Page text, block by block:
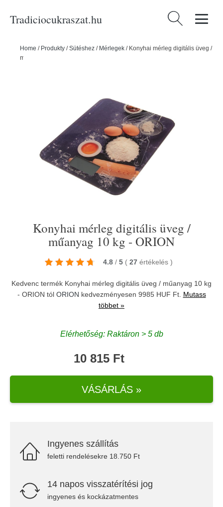
Tradiciocukraszat.hu Keresés:
Home / Produkty /Sütéshez / Mérlegek / Konyhai mérleg digitális üveg /
műanyag 10 kg - ORION
Konyhai mérleg digitális üveg /
műanyag 10 kg - ORION
4.8 / 5 ( 27 értékelés )
Kedvenc termék Konyhai mérleg digitális üveg / műanyag 10 kg
- ORION tól ORION kedvezményesen 9985 HUF Ft. Mutass
többet »
Elérhetőség: Raktáron > 5 db
10 815 Ft
VÁSÁRLÁS »
Ingyenes szállítás
feletti rendelésekre 18.750 Ft
14 napos visszatérítési jog
ingyenes és kockázatmentes